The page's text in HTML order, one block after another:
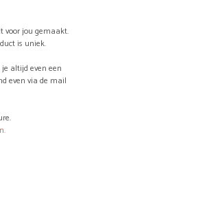
voor jou gemaakt.
is uniek.
altijd even een
even via de mail